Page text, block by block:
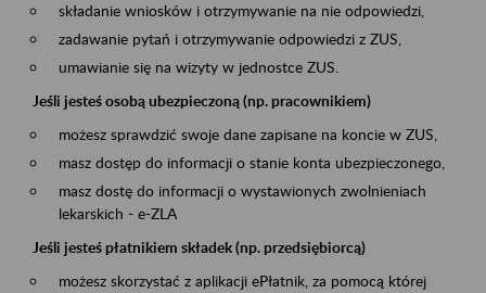
składanie wniosków i otrzymywanie na nie odpowiedzi,
zadawanie pytań i otrzymywanie odpowiedzi z ZUS,
umawianie się na wizyty w jednostce ZUS.
Jeśli jesteś osobą ubezpieczoną (np. pracownikiem)
możesz sprawdzić swoje dane zapisane na koncie w ZUS,
masz dostęp do informacji o stanie konta ubezpieczonego,
masz dostę do informacji o wystawionych zwolnieniach
lekarskich - e-ZLA
Jeśli jesteś płatnikiem składek (np. przedsiębiorcą)
możesz skorzystać z aplikacji ePłatnik, za pomocą której